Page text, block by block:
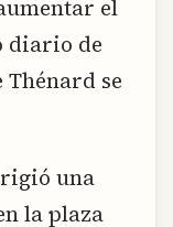
el
diario de
Thénard se
una
la plaza